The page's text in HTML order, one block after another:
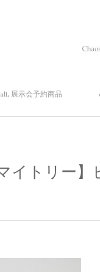
展示会予約商品
イトリー】